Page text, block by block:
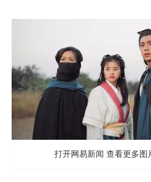
打开网易新闻 查看更多图